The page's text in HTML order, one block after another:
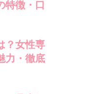
特徴・口
？女性専
力・徹底